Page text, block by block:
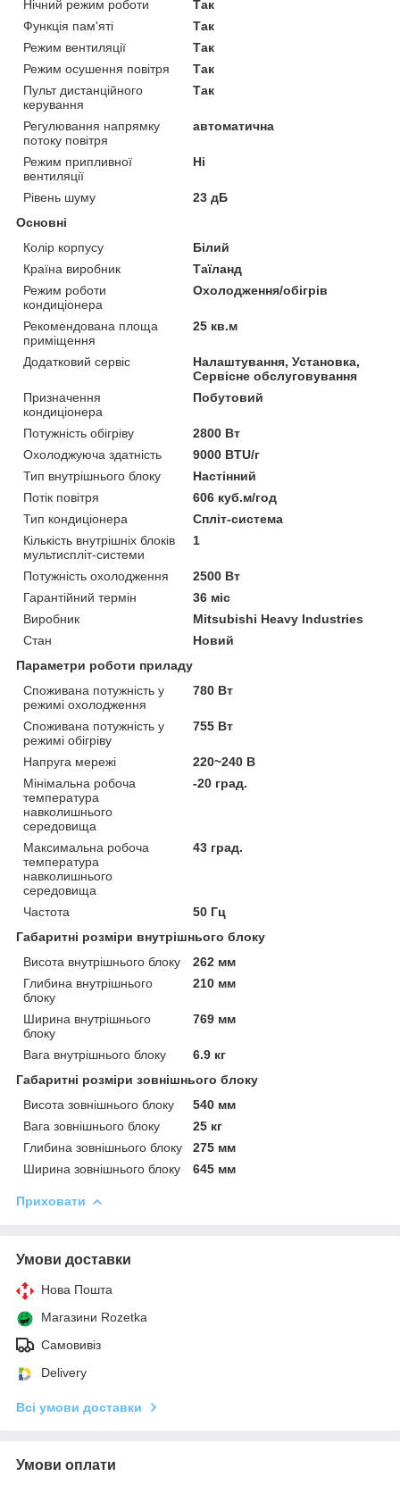
Нічний режим роботи
Так
Функція пам'яті
Так
Режим вентиляції
Так
Режим осушення повітря
Так
Пульт дистанційного
керування
Так
Регулювання напрямку
потоку повітря
автоматична
Режим припливної
вентиляції
Ні
Рівень шуму
23 дБ
Основні
Колір корпусу
Білий
Країна виробник
Таїланд
Режим роботи
кондиціонера
Охолодження/обігрів
Рекомендована площа
приміщення
25 кв.м
Додатковий сервіс
Налаштування, Установка,
Сервісне обслуговування
Призначення
кондиціонера
Побутовий
Потужність обігріву
2800 Вт
Охолоджуюча здатність
9000 BTU/г
Тип внутрішнього блоку
Настінний
Потік повітря
606 куб.м/год
Тип кондиціонера
Спліт-система
Кількість внутрішніх блоків
мультиспліт-системи
1
Потужність охолодження
2500 Вт
Гарантійний термін
36 міс
Виробник
Mitsubishi Heavy Industries
Стан
Новий
Параметри роботи приладу
Споживана потужність у
режимі охолодження
780 Вт
Споживана потужність у
режимі обігріву
755 Вт
Напруга мережі
220~240 В
Мінімальна робоча
температура
навколишнього
середовища
-20 град.
Максимальна робоча
температура
навколишнього
середовища
43 град.
Частота
50 Гц
Габаритні розміри внутрішнього блоку
Висота внутрішнього блоку
262 мм
Глибина внутрішнього
блоку
210 мм
Ширина внутрішнього
блоку
769 мм
Вага внутрішнього блоку
6.9 кг
Габаритні розміри зовнішнього блоку
Висота зовнішнього блоку
540 мм
Вага зовнішнього блоку
25 кг
Глибина зовнішнього блоку
275 мм
Ширина зовнішнього блоку
645 мм
Приховати
Умови доставки
Нова Пошта
Магазини Rozetka
Самовивіз
Delivery
Всі умови доставки
Умови оплати